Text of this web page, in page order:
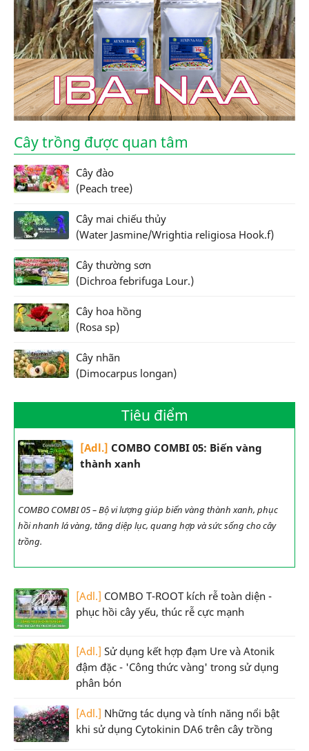
Cây trồng được quan tâm
Cây đào
(Peach tree)
Cây mai chiếu thủy
(Water Jasmine/Wrightia religiosa Hook.f)
Cây thường sơn
(Dichroa febrifuga Lour.)
Cây hoa hồng
(Rosa sp)
Cây nhãn
(Dimocarpus longan)
Tiêu điểm
[Adl.] COMBO COMBI 05: Biến vàng
thành xanh
COMBO COMBI 05 – Bộ vi lượng giúp biến vàng thành xanh, phục
hồi nhanh lá vàng, tăng diệp lục, quang hợp và sức sống cho cây
trồng.
[Adl.] COMBO T-ROOT kích rễ toàn diện -
phục hồi cây yếu, thúc rễ cực mạnh
[Adl.] Sử dụng kết hợp đạm Ure và Atonik
đậm đặc - 'Công thức vàng' trong sử dụng
phân bón
[Adl.] Những tác dụng và tính năng nổi bật
khi sử dụng Cytokinin DA6 trên cây trồng